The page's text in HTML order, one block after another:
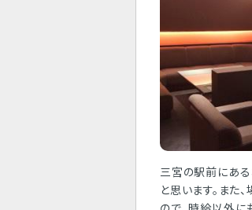
三宮の駅前にある
と思います。また